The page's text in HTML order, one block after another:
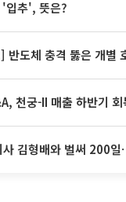
'입추', 뜻은?